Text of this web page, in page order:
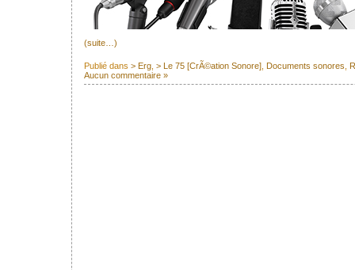
(suite…)
Publié dans > Erg > Le 75 [CrÃ©ation Sonore] Documents sonores
Aucun commentaire »